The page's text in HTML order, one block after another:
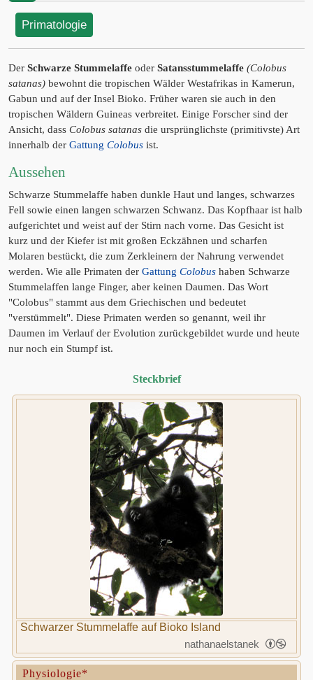
Primatologie
Der Schwarze Stummelaffe oder Satansstummelaffe (Colobus
satanas) bewohnt die tropischen Wälder Westafrikas in Kamerun,
Gabun und auf der Insel Bioko. Früher waren sie auch in den
tropischen Wäldern Guineas verbreitet. Einige Forscher sind der
Ansicht, dass Colobus satanas die ursprünglichste (primitivste) Art
innerhalb der Gattung Colobus ist.
Aussehen
Schwarze Stummelaffe haben dunkle Haut und langes, schwarzes
Fell sowie einen langen schwarzen Schwanz. Das Kopfhaar ist halb
aufgerichtet und weist auf der Stirn nach vorne. Das Gesicht ist
kurz und der Kiefer ist mit großen Eckzähnen und scharfen
Molaren bestückt, die zum Zerkleinern der Nahrung verwendet
werden. Wie alle Primaten der Gattung Colobus haben Schwarze
Stummelaffen lange Finger, aber keinen Daumen. Das Wort
"Colobus" stammt aus dem Griechischen und bedeutet
"verstümmelt". Diese Primaten werden so genannt, weil ihr
Daumen im Verlauf der Evolution zurückgebildet wurde und heute
nur noch ein Stumpf ist.
Steckbrief
Schwarzer Stummelaffe auf Bioko Island
nathanaelstanek
Physiologie*